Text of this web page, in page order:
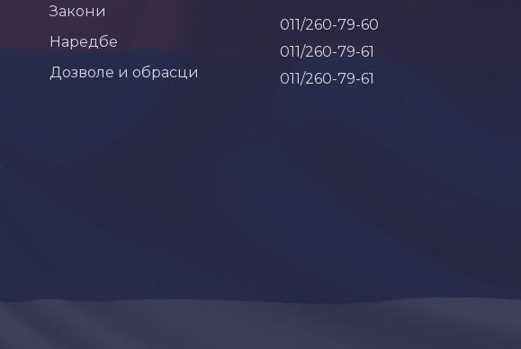
Закони
Наредбе
Дозволе и обрасци
011/260-79-60
011/260-79-61
011/260-79-61